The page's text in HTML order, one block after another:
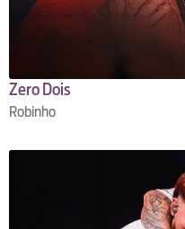
Zero Dois
Robinho